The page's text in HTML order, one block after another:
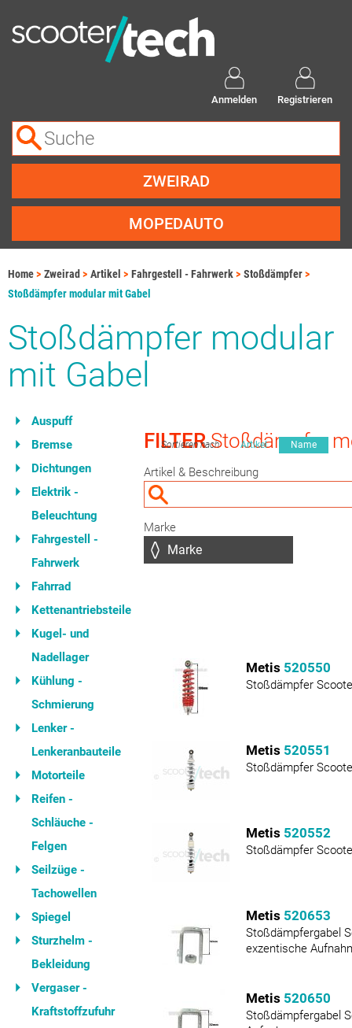
Anmelden Registrieren
ZWEIRAD
MOPEDAUTO
Home Zweirad Artikel Fahrgestell - Fahrwerk
Stoßdämpfer
Stoßdämpfer modular mit Gabel
Stoßdämpfer modular
mit Gabel
Auspuff
Bremse
Dichtungen
Elektrik -
Beleuchtung
Fahrgestell -
Fahrwerk
Fahrrad
Kettenantriebsteile
Kugel- und
Nadellager
Kühlung -
Schmierung
Lenker -
Lenkeranbauteile
Motorteile
Reifen -
Schläuche -
Felgen
Seilzüge -
Tachowellen
Spiegel
Sturzhelm -
Bekleidung
Vergaser -
Kraftstoffzufuhr
FILTERStoßdämpfer
Sortieren nach Artikel Name
Artikel & Beschreibung
Marke
Metis 520550
Stoßdämpfer
Metis 520551
Stoßdämpfer
Metis 520552
Stoßdämpfer
Metis 520653
Stoßdämpfergabel
exzentische
Metis 520650
Stoßdämpfergabel